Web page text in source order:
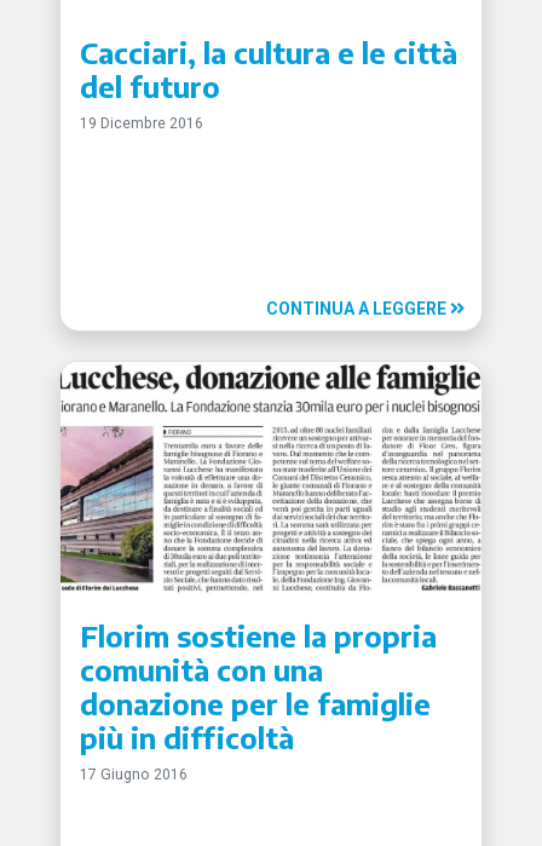
Cacciari, la cultura e le città
del futuro
19 Dicembre 2016
CONTINUA A LEGGERE
Florim sostiene la propria
comunità con una
donazione per le famiglie
più in difficoltà
17 Giugno 2016